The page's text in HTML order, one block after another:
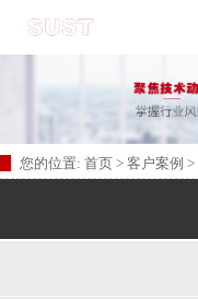
您的位置: 首页 > 客户案例 >